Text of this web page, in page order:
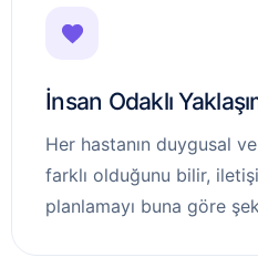
İnsan Odaklı
Her hastanın duygusal
farklı olduğunu bilir,
planlamayı buna göre